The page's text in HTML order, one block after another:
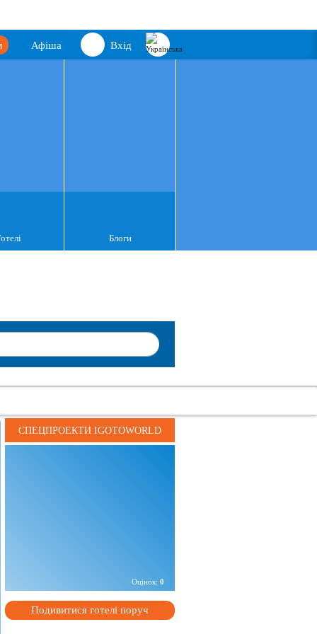
Вхід
Афіша
Блоги
СПЕЦПРОЕКТИ IGOTOWORLD
Оцінок: 0
Подивитися готелі поруч